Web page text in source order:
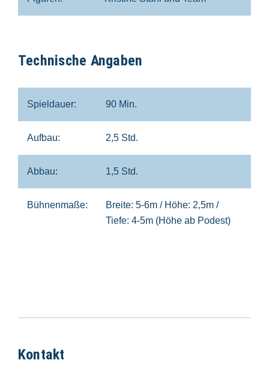
Technische Angaben
Spieldauer: 90 Min.
Aufbau: 2,5 Std.
Abbau: 1,5 Std.
Bühnenmaße:
Breite: 5-6m / Höhe: 2,5m /
Tiefe: 4-5m (Höhe ab Podest)
Kontakt